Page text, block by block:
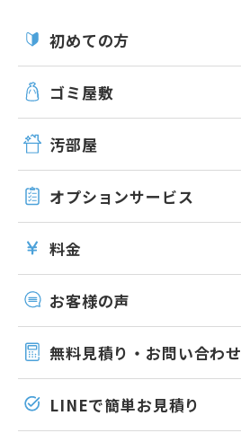
初めての方
ゴミ屋敷
汚部屋
オプションサービス
料金
お客様の声
無料見積り・お問い合わせ
LINEで簡単お見積り